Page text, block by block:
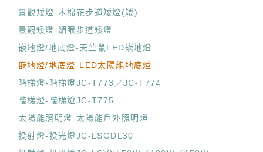
景觀矮燈-木棉花步道矮燈(矮)
景觀矮燈-媚眼步道矮燈
嵌地燈/地底燈-天竺鼠LED崁地燈
嵌地燈/地底燈-LED太陽能地底燈
階梯燈-階梯燈JC-T773／JC-T774
階梯燈-階梯燈JC-T775
太陽能照明燈-太陽能戶外照明燈
投射燈-投光燈JC-LSGDL30